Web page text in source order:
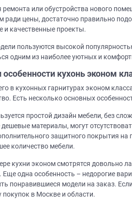
ремонта или обустройства нового
ради цены, достаточно правильно
и качественные проекты.
пользуются высокой
одним из наиболее уютных и
кухонь эконом
в кухонных гарнитурах эконом
Есть несколько основных
простой дизайн мебели, без
дешевые материалы, могут
защитного покрытия на
количество мебели.
кухни эконом смотрятся довольно
Еще одна особенность – недорогие
понравившиеся модели на заказ.
покупок в Москве и области.